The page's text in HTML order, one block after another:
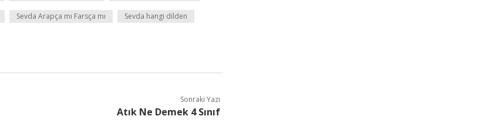
Sevda Arapça mı Farsça mı Sevda hangi dilden
Sonraki Yazı
Atık Ne Demek 4 Sınıf